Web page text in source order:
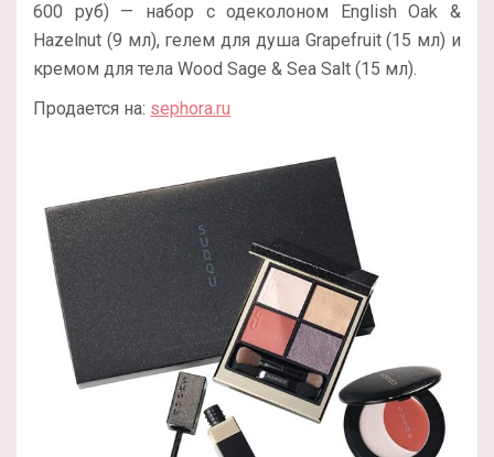
600 руб) — набор с одеколоном English Oak &
Hazelnut (9 мл), гелем для душа Grapefruit (15 мл) и
кремом для тела Wood Sage & Sea Salt (15 мл).
Продается на: sephora.ru